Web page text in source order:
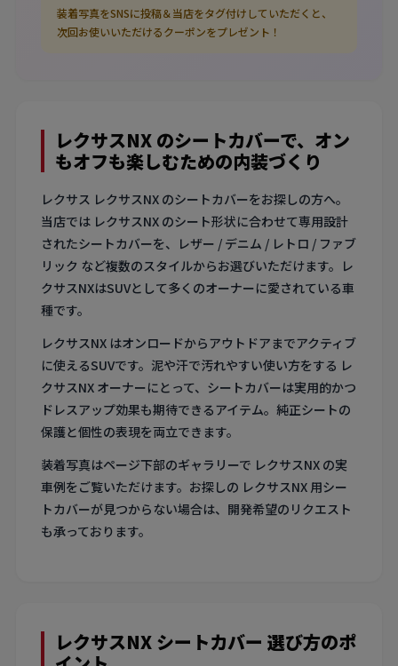
装着写真をSNSに投稿＆当店をタグ付けしていただくと、
次回お使いいただけるクーポンをプレゼント！
レクサスNX のシートカバーで、オン
もオフも楽しむための内装づくり
レクサス レクサスNX のシートカバーをお探しの方へ。
当店では レクサスNX のシート形状に合わせて専用設計
されたシートカバーを、レザー / デニム / レトロ / ファブ
リック など複数のスタイルからお選びいただけます。レ
クサスNXはSUVとして多くのオーナーに愛されている車
種です。
レクサスNX はオンロードからアウトドアまでアクティブ
に使えるSUVです。泥や汗で汚れやすい使い方をする レ
クサスNX オーナーにとって、シートカバーは実用的かつ
ドレスアップ効果も期待できるアイテム。純正シートの
保護と個性の表現を両立できます。
装着写真はページ下部のギャラリーで レクサスNX の実
車例をご覧いただけます。お探しの レクサスNX 用シー
トカバーが見つからない場合は、開発希望のリクエスト
も承っております。
レクサスNX シートカバー 選び方のポ